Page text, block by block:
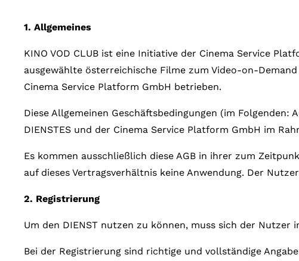
1. Allgemeines
KINO VOD CLUB ist eine Initiative der Cinema Service
ausgewählte österreichische Filme zum Video-on-
Cinema Service Platform GmbH betrieben.
Diese Allgemeinen Geschäftsbedingungen (im
DIENSTES und der Cinema Service Platform GmbH im
Es kommen ausschließlich diese AGB in ihrer zum
auf dieses Vertragsverhältnis keine Anwendung. Der
2. Registrierung
Um den DIENST nutzen zu können, muss sich der Nutzer
Bei der Registrierung sind richtige und vollständige